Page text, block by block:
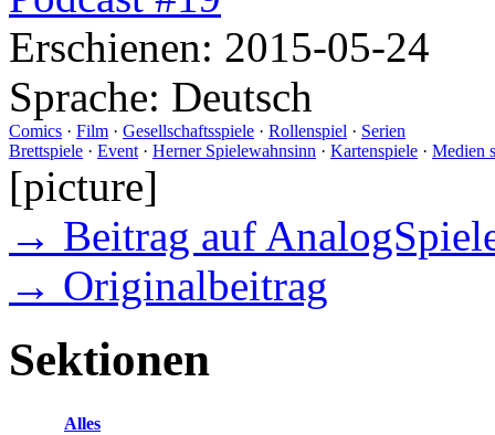
Erschienen: 2015-05-24
Sprache: Deutsch
Comics · Film · Gesellschaftsspiele · Rollenspiel · Serien
Brettspiele · Event · Herner Spielewahnsinn · Kartenspiele · Medien
[picture]
→ Beitrag auf
→ Originalbeitrag
Sektionen
Alles